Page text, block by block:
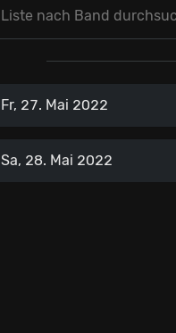
Fr, 27. Mai 2022
Sa, 28. Mai 2022